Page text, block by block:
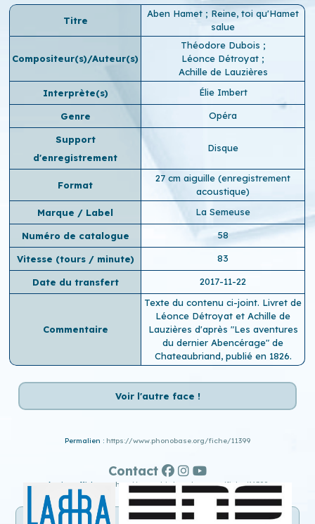
Titre
Aben Hamet ; Reine, toi qu'Hamet
salue
Compositeur(s)/Auteur(s)
Théodore Dubois ;
Léonce Détroyat ;
Achille de Lauzières
Interprète(s)
Élie Imbert
Genre Opéra
Support
d'enregistrement
Disque
Format
27 cm aiguille (enregistrement
acoustique)
Marque / Label
La Semeuse
Numéro de catalogue 58
Vitesse (tours / minute) 83
Date du transfert 2017-11-22
Commentaire
Texte du contenu ci-joint. Livret de
Léonce Détroyat et Achille de
Lauzières d'après "Les aventures
du dernier Abencérage" de
Chateaubriand, publié en 1826.
Voir l'autre face !
Permalien : https://www.phonobase.org/fiche/11399
Ancien affichage : http://www.old.phonobase.org/fiche/11399
Contact